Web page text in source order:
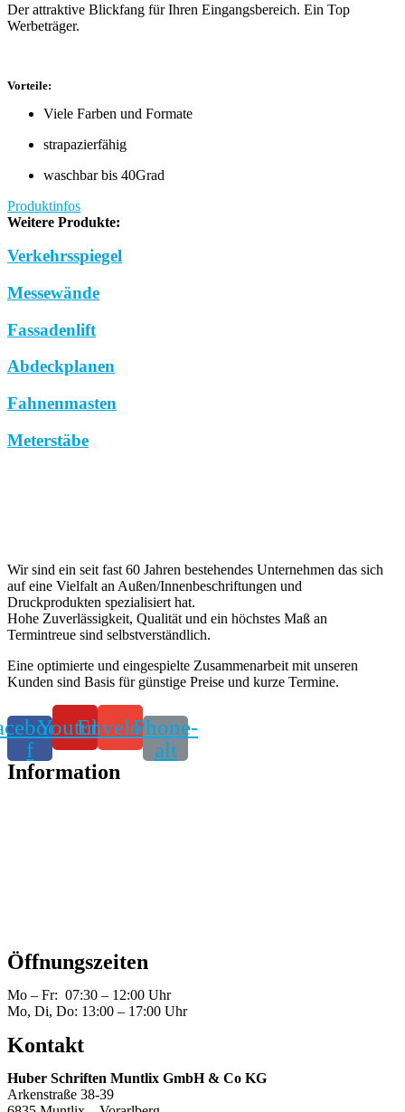
Der attraktive Blickfang für Ihren Eingangsbereich. Ein Top
Werbeträger.
Vorteile:
Viele Farben und Formate
strapazierfähig
waschbar bis 40Grad
Produktinfos
Weitere Produkte:
Verkehrsspiegel
Messewände
Fassadenlift
Abdeckplanen
Fahnenmasten
Meterstäbe
Wir sind ein seit fast 60 Jahren bestehendes Unternehmen das sich
auf eine Vielfalt an Außen/Innenbeschriftungen und
Druckprodukten spezialisiert hat.
Hohe Zuverlässigkeit, Qualität und ein höchstes Maß an
Termintreue sind selbstverständlich.
Eine optimierte und eingespielte Zusammenarbeit mit unseren
Kunden sind Basis für günstige Preise und kurze Termine.
f
YoutubeEnvelopePhone-
alt
Information
Öffnungszeiten
Mo – Fr: 07:30 – 12:00 Uhr
Mo, Di, Do: 13:00 – 17:00 Uhr
Kontakt
Huber Schriften Muntlix GmbH & Co KG
Arkenstraße 38-39